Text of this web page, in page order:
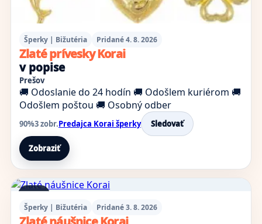
Šperky | Bižutéria Pridané 4. 8. 2026
Zlaté prívesky Korai
v popise
Prešov
🚚 Odoslanie do 24 hodín 🚚 Odošlem kuriérom 🚚
Odošlem poštou 🚚 Osobný odber
90%3 zobr.Predajca Korai šperky Sledovať
Zobraziť
1 foto
Šperky | Bižutéria
Pridané 3. 8. 2026